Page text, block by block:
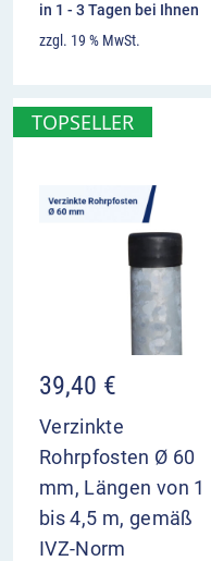
in 1 - 3 Tagen bei Ihnen
zzgl. 19 % MwSt.
TOPSELLER
39,40 €
Verzinkte
Rohrpfosten Ø 60
mm, Längen von 1
bis 4,5 m, gemäß
IVZ-Norm